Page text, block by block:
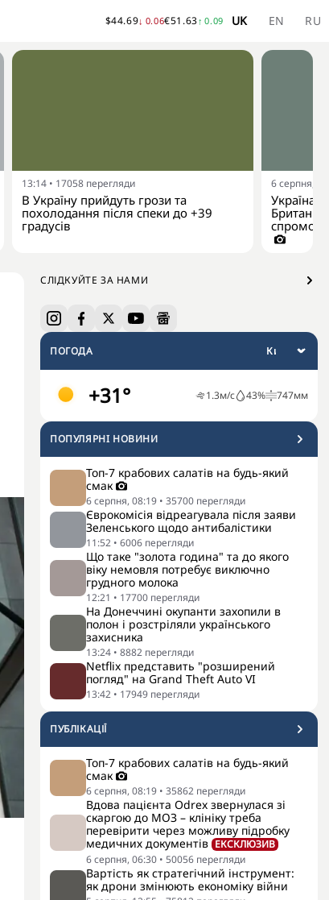
$44.69↓ 0.06€51.63↑ 0.09 UK EN RU
13:14 • 17058 перегляди
В Україну прийдуть грози та
похолодання після спеки до +39
градусів
6 серпня,
Україна
Британії
СЛІДКУЙТЕ ЗА НАМИ
ПОГОДА
+31° 1.3м/с 43% 747мм
ПОПУЛЯРНI НОВИНИ
Топ-7 крабових салатів на будь-який
смак
6 серпня, 08:19 • 35700 перегляди
Єврокомісія відреагувала після заяви
Зеленського щодо антибалістики
11:52 • 6006 перегляди
Що таке "золота година" та до якого
віку немовля потребує виключно
грудного молока
12:21 • 17700 перегляди
На Донеччині окупанти захопили в
полон і розстріляли українського
захисника
13:24 • 8882 перегляди
Netflix представить "розширений
погляд" на Grand Theft Auto VI
13:42 • 17949 перегляди
ПУБЛІКАЦІЇ
Топ-7 крабових салатів на будь-який
смак
6 серпня, 08:19 • 35862 перегляди
Вдова пацієнта Odrex звернулася зі
скаргою до МОЗ – клініку треба
перевірити через можливу підробку
медичних документів ЕКСКЛЮЗИВ
6 серпня, 06:30 • 50056 перегляди
Вартість як стратегічний інструмент:
як дрони змінюють економіку війни